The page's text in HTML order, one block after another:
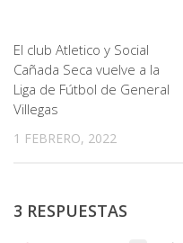
El club Atletico y Social
Cañada Seca vuelve a la
Liga de Fútbol de General
Villegas
1 FEBRERO, 2022
3 RESPUESTAS